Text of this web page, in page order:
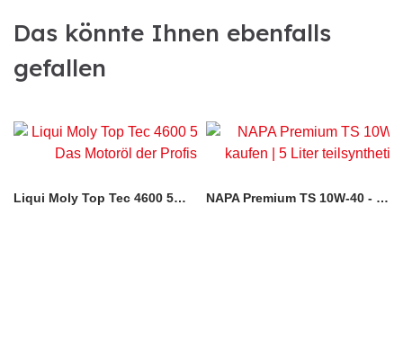
Das könnte Ihnen ebenfalls
gefallen
Liqui Moly Top Tec 4600 5W-30 NAPA Premium TS 10W-40 - 5 Liter